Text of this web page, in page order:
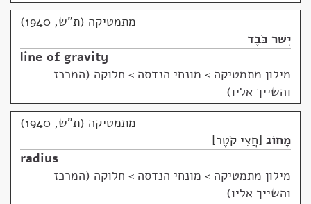
מתמטיקה (ת"ש, 1940)
יְשַׁר כֹּבֶד
line of gravity
מילון מתמטיקה > מונחי הנדסה > חלוקה (המרכז
והשייך אליו)
מתמטיקה (ת"ש, 1940)
מָחוֹג חֲצִי קֹטֶר
radius
מילון מתמטיקה > מונחי הנדסה > חלוקה (המרכז
והשייך אליו)